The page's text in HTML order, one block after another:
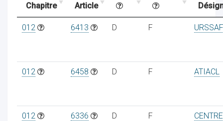
Chapitre Article
012 6413 D F
012 6458 D F ATIACL
012 6336 D F